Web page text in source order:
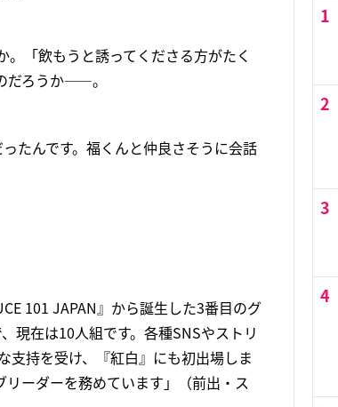
「飲もうと誘ってくださる方がたく
だろうか——。
たんです。福くんと仲良さそうに会話
101 JAPAN』から誕生した3番目のグ
現在は10人組です。各種SNSやストリ
支持を受け、『紅白』にも初出場しま
ーダーを務めています」（前出・ス